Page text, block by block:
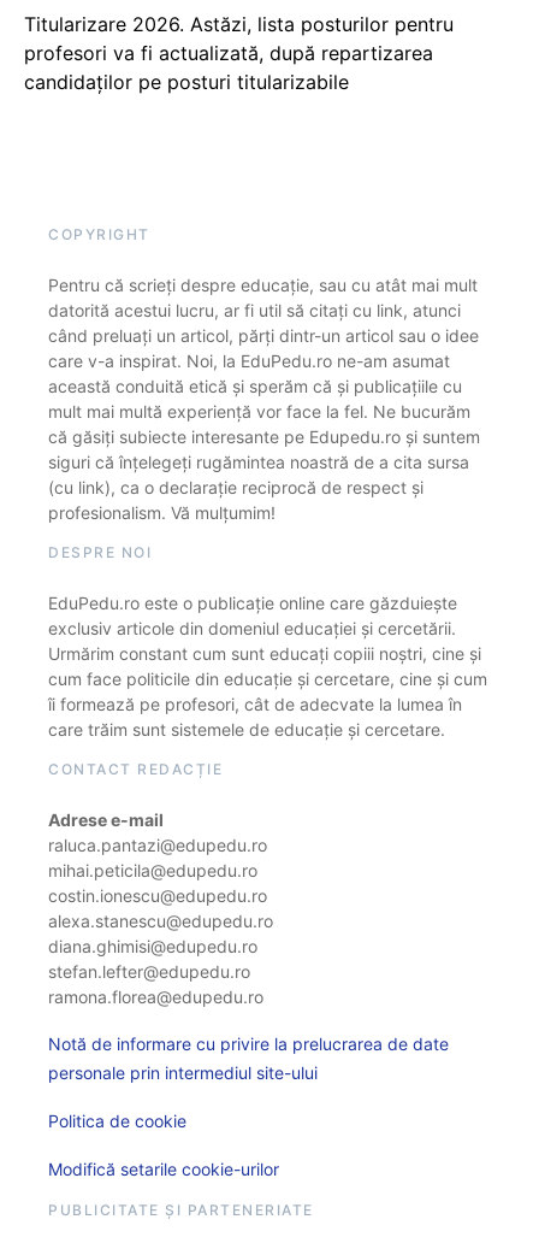
Titularizare 2026. Astăzi, lista posturilor pentru
profesori va fi actualizată, după repartizarea
candidaților pe posturi titularizabile
COPYRIGHT
Pentru că scrieți despre educație, sau cu atât mai mult
datorită acestui lucru, ar fi util să citați cu link, atunci
când preluați un articol, părți dintr-un articol sau o idee
care v-a inspirat. Noi, la EduPedu.ro ne-am asumat
această conduită etică și sperăm că și publicațiile cu
mult mai multă experiență vor face la fel. Ne bucurăm
că găsiți subiecte interesante pe Edupedu.ro și suntem
siguri că înțelegeți rugămintea noastră de a cita sursa
(cu link), ca o declarație reciprocă de respect și
profesionalism. Vă mulțumim!
DESPRE NOI
EduPedu.ro este o publicație online care găzduiește
exclusiv articole din domeniul educației și cercetării.
Urmărim constant cum sunt educați copiii noștri, cine și
cum face politicile din educație și cercetare, cine și cum
îi formează pe profesori, cât de adecvate la lumea în
care trăim sunt sistemele de educație și cercetare.
CONTACT REDACȚIE
Adrese e-mail
raluca.pantazi@edupedu.ro
mihai.peticila@edupedu.ro
costin.ionescu@edupedu.ro
alexa.stanescu@edupedu.ro
diana.ghimisi@edupedu.ro
stefan.lefter@edupedu.ro
ramona.florea@edupedu.ro
Notă de informare cu privire la prelucrarea de date
personale prin intermediul site-ului
Politica de cookie
Modifică setarile cookie-urilor
PUBLICITATE ȘI PARTENERIATE